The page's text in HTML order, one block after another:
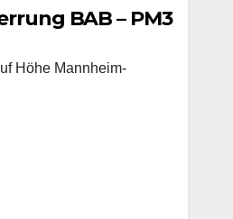
BAB – PM3
Höhe Mannheim-